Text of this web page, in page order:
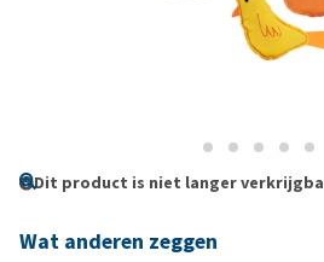
Dit product is niet langer
Wat anderen zeggen